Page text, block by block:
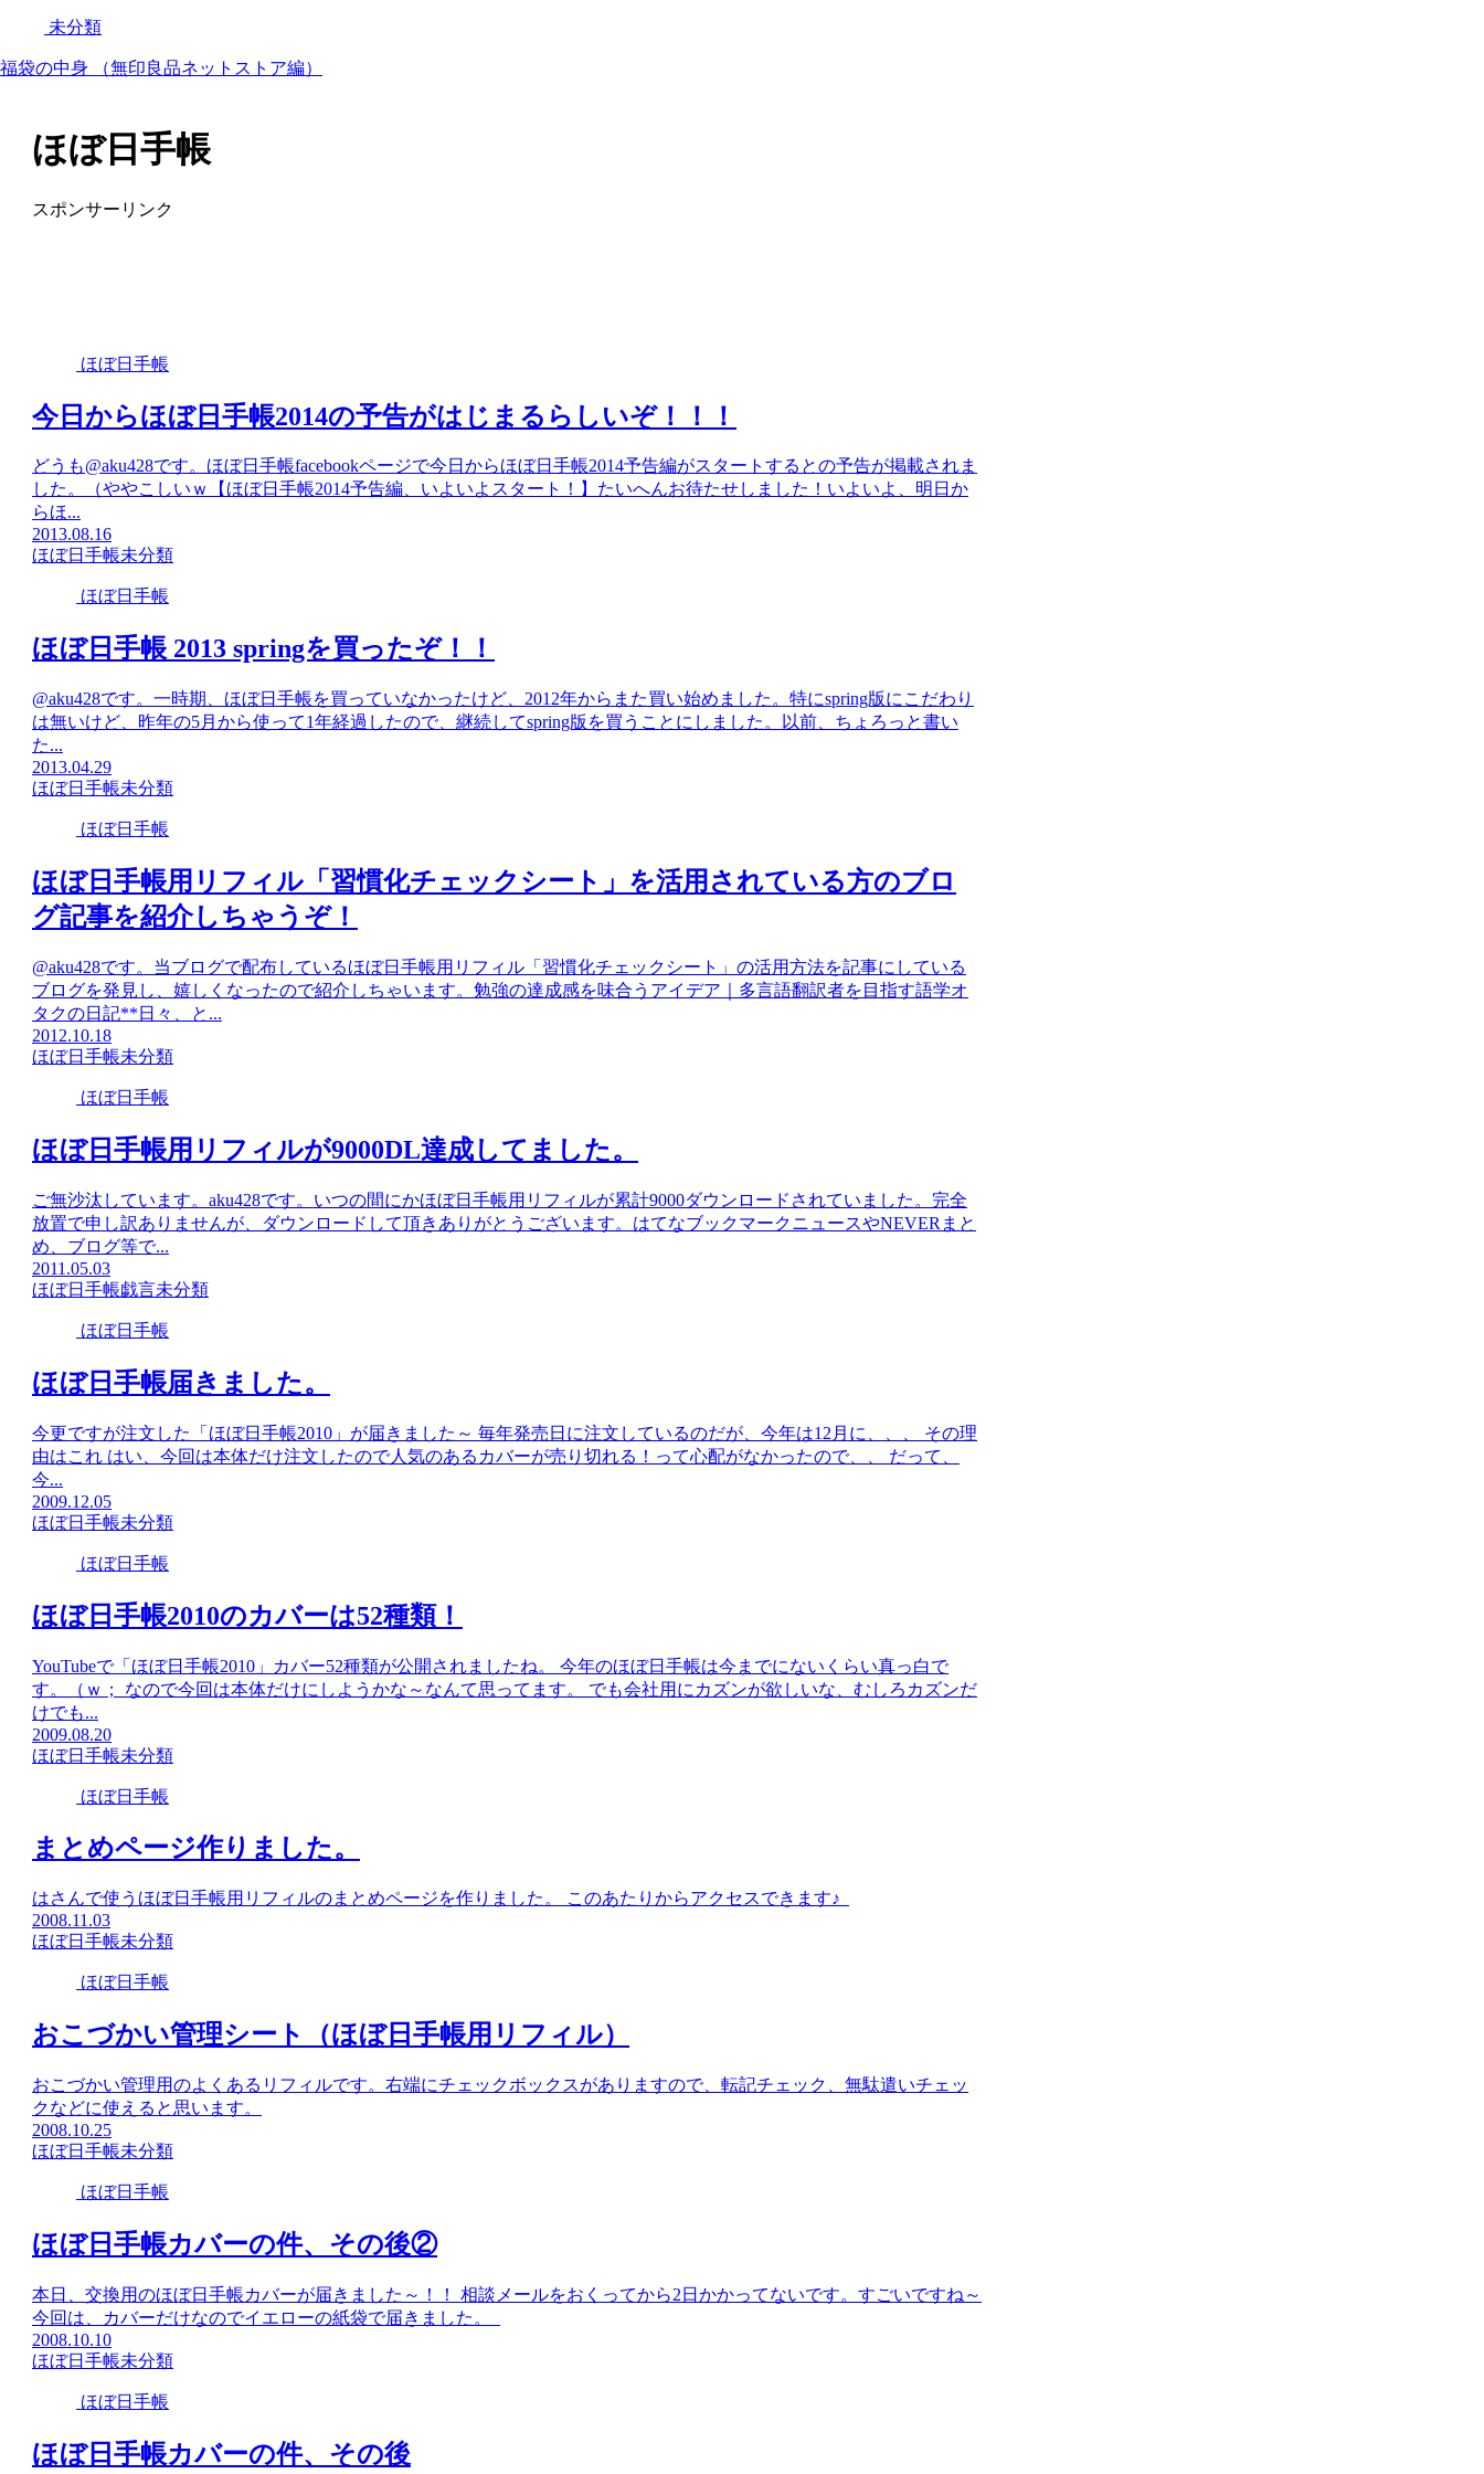
未分類
福袋の中身 （無印良品ネットストア編）
ほぼ日手帳
スポンサーリンク
ほぼ日手帳
今日からほぼ日手帳2014の予告がはじまるらしいぞ！！！
どうも@aku428です。ほぼ日手帳facebookページで今日からほぼ日手帳2014予告編がスタートするとの予告が掲載されま
した。（ややこしいｗ【ほぼ日手帳2014予告編、いよいよスタート！】たいへんお待たせしました！いよいよ、明日か
らほ...
2013.08.16
ほぼ日手帳未分類
ほぼ日手帳
ほぼ日手帳 2013 springを買ったぞ！！
@aku428です。一時期、ほぼ日手帳を買っていなかったけど、2012年からまた買い始めました。特にspring版にこだわり
は無いけど、昨年の5月から使って1年経過したので、継続してspring版を買うことにしました。以前、ちょろっと書い
た...
2013.04.29
ほぼ日手帳未分類
ほぼ日手帳
ほぼ日手帳用リフィル「習慣化チェックシート」を活用されている方のブロ
グ記事を紹介しちゃうぞ！
@aku428です。当ブログで配布しているほぼ日手帳用リフィル「習慣化チェックシート」の活用方法を記事にしている
ブログを発見し、嬉しくなったので紹介しちゃいます。勉強の達成感を味合うアイデア｜多言語翻訳者を目指す語学オ
タクの日記**日々、と...
2012.10.18
ほぼ日手帳未分類
ほぼ日手帳
ほぼ日手帳用リフィルが9000DL達成してました。
ご無沙汰しています。aku428です。いつの間にかほぼ日手帳用リフィルが累計9000ダウンロードされていました。完全
放置で申し訳ありませんが、ダウンロードして頂きありがとうございます。はてなブックマークニュースやNEVERまと
め、ブログ等で...
2011.05.03
ほぼ日手帳戯言未分類
ほぼ日手帳
ほぼ日手帳届きました。
今更ですが注文した「ほぼ日手帳2010」が届きました～ 毎年発売日に注文しているのだが、今年は12月に、、、 その理
由はこれ はい、今回は本体だけ注文したので人気のあるカバーが売り切れる！って心配がなかったので、、 だって、
今...
2009.12.05
ほぼ日手帳未分類
ほぼ日手帳
ほぼ日手帳2010のカバーは52種類！
YouTubeで「ほぼ日手帳2010」カバー52種類が公開されましたね。 今年のほぼ日手帳は今までにないくらい真っ白で
す。（ｗ； なので今回は本体だけにしようかな～なんて思ってます。 でも会社用にカズンが欲しいな、むしろカズンだ
けでも...
2009.08.20
ほぼ日手帳未分類
ほぼ日手帳
まとめページ作りました。
はさんで使うほぼ日手帳用リフィルのまとめページを作りました。 このあたりからアクセスできます♪
2008.11.03
ほぼ日手帳未分類
ほぼ日手帳
おこづかい管理シート（ほぼ日手帳用リフィル）
おこづかい管理用のよくあるリフィルです。右端にチェックボックスがありますので、転記チェック、無駄遣いチェッ
クなどに使えると思います。
2008.10.25
ほぼ日手帳未分類
ほぼ日手帳
ほぼ日手帳カバーの件、その後②
本日、交換用のほぼ日手帳カバーが届きました～！！ 相談メールをおくってから2日かかってないです。すごいですね～
今回は、カバーだけなのでイエローの紙袋で届きました。
2008.10.10
ほぼ日手帳未分類
ほぼ日手帳
ほぼ日手帳カバーの件、その後